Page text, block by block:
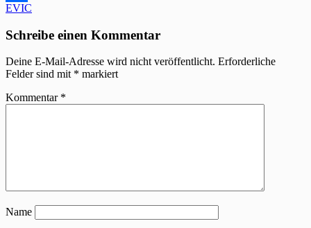
Teilen
Beitragsnavigation
EVIC
Schreibe einen Kommentar
Deine E-Mail-Adresse wird nicht veröffentlicht. Erforderliche
Felder sind mit * markiert
Kommentar *
Name